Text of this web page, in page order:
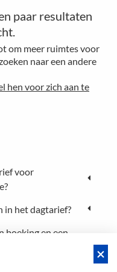
paar resultaten
om meer ruimtes voor
naar een andere
hen voor zich aan te
voor
in het dagtarief?
boeking en een